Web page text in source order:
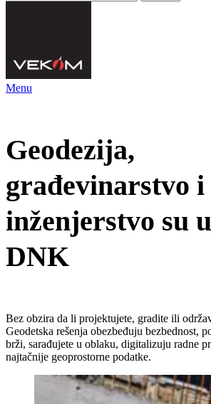
Menu
Geodezija,
građevinarstvo i
inženjerstvo su
DNK
Bez obzira da li projektujete, gradite ili
Geodetska rešenja obezbeđuju bezbednost,
brži, sarađujete u oblaku, digitalizuju radne
najtačnije geoprostorne podatke.